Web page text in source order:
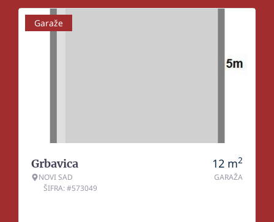
Garaže
Grbavica
NOVI SAD
ŠIFRA: #573049
12 m2
GARAŽA